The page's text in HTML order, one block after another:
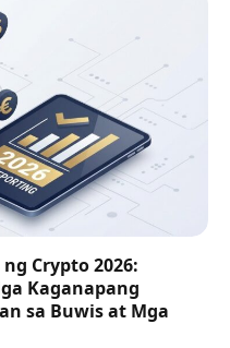
Crypto 2026:
Kaganapang
sa Buwis at Mga